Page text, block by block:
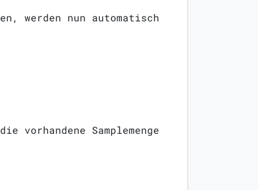
werden nun automatisch
vorhandene Samplemenge